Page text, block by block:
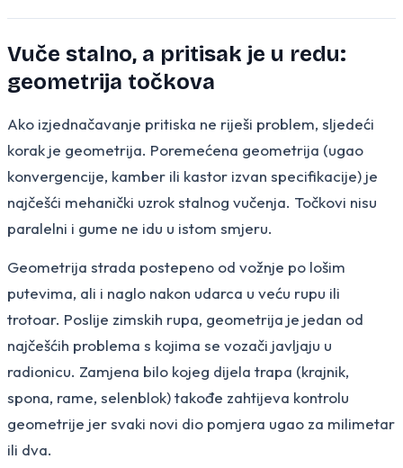
Vuče stalno, a pritisak je u redu:
geometrija točkova
Ako izjednačavanje pritiska ne riješi problem, sljedeći
korak je geometrija. Poremećena geometrija (ugao
konvergencije, kamber ili kastor izvan specifikacije) je
najčešći mehanički uzrok stalnog vučenja. Točkovi nisu
paralelni i gume ne idu u istom smjeru.
Geometrija strada postepeno od vožnje po lošim
putevima, ali i naglo nakon udarca u veću rupu ili
trotoar. Poslije zimskih rupa, geometrija je jedan od
najčešćih problema s kojima se vozači javljaju u
radionicu. Zamjena bilo kojeg dijela trapa (krajnik,
spona, rame, selenblok) takođe zahtijeva kontrolu
geometrije jer svaki novi dio pomjera ugao za milimetar
ili dva.